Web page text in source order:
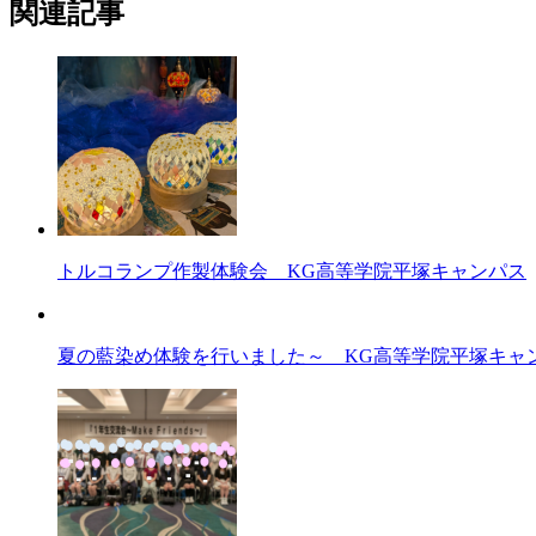
関連記事
トルコランプ作製体験会 KG高等学院平塚キャンパス
夏の藍染め体験を行いました～ KG高等学院平塚キャ